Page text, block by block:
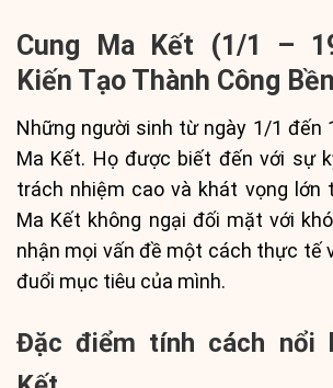
Cung Ma Kết (1/1 –
Kiến Tạo Thành Công
Những người sinh từ ngày 1/1 đến
Ma Kết. Họ được biết đến với sự
trách nhiệm cao và khát vọng lớn
Ma Kết không ngại đối mặt với
nhận mọi vấn đề một cách thực tế
đuổi mục tiêu của mình.
Đặc điểm tính cách nổi